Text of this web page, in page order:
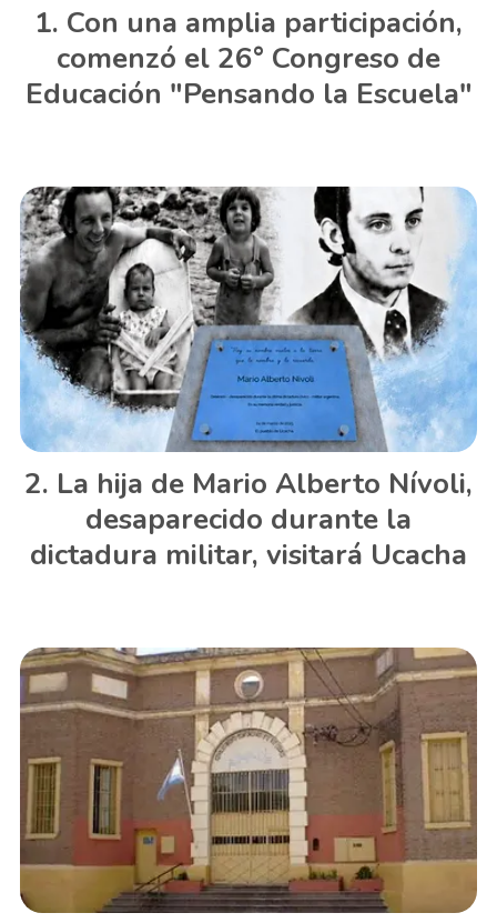
Con una amplia participación,
comenzó el 26° Congreso de
Educación "Pensando la Escuela"
La hija de Mario Alberto Nívoli,
desaparecido durante la
dictadura militar, visitará Ucacha